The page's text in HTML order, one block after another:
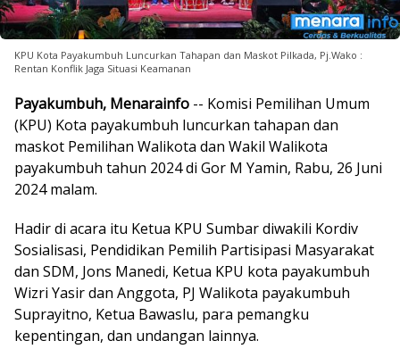
KPU Kota Payakumbuh Luncurkan Tahapan dan Maskot Pilkada, Pj.Wako :
Rentan Konflik Jaga Situasi Keamanan
Payakumbuh, Menarainfo -- Komisi Pemilihan Umum
(KPU) Kota payakumbuh luncurkan tahapan dan
maskot Pemilihan Walikota dan Wakil Walikota
payakumbuh tahun 2024 di Gor M Yamin, Rabu, 26 Juni
2024 malam.
Hadir di acara itu Ketua KPU Sumbar diwakili Kordiv
Sosialisasi, Pendidikan Pemilih Partisipasi Masyarakat
dan SDM, Jons Manedi, Ketua KPU kota payakumbuh
Wizri Yasir dan Anggota, PJ Walikota payakumbuh
Suprayitno, Ketua Bawaslu, para pemangku
kepentingan, dan undangan lainnya.